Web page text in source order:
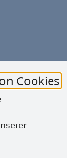
Cookies